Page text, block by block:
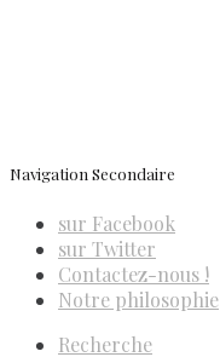
Navigation Secondaire
sur Facebook
sur Twitter
Contactez-nous !
Notre philosophie
Recherche